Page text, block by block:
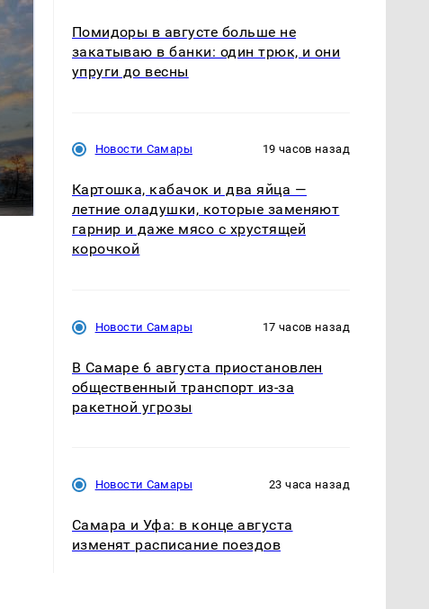
ажиотаж из-за этого
продукта: что купить?
СМИ: В Химках на
машину напали и
подожгли.
Помидоры в августе больше не
закатываю в банки: один трюк, и они
упруги до весны
Новости Самары 19 часов назад
Картошка, кабачок и два яйца —
летние оладушки, которые заменяют
гарнир и даже мясо с хрустящей
корочкой
Новости Самары 17 часов назад
В Самаре 6 августа приостановлен
общественный транспорт из-за
ракетной угрозы
Новости Самары 23 часа назад
Самара и Уфа: в конце августа
изменят расписание поездов